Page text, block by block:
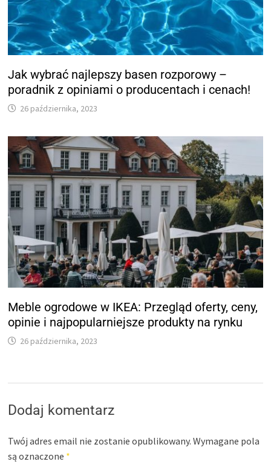
Jak wybrać najlepszy basen rozporowy –
poradnik z opiniami o producentach i cenach!
26 października, 2023
Meble ogrodowe w IKEA: Przegląd oferty, ceny,
opinie i najpopularniejsze produkty na rynku
26 października, 2023
Dodaj komentarz
Twój adres email nie zostanie opublikowany. Wymagane pola
są oznaczone *